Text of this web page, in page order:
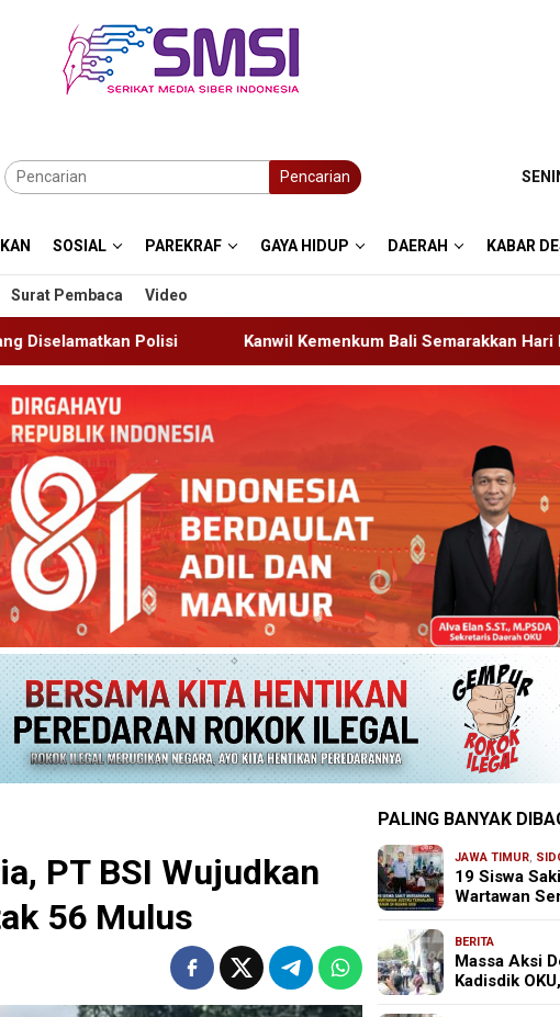
Pencarian
SOSIAL PAREKRAF GAYA HIDUP DAERAH KABAR
Surat Pembaca Video
Kanwil Kemenkum Bali Semarakkan Hari Pengayoman ke-81
PT BSI Wujudkan
56 Mulus
PALING BANYAK
JAWA TIMUR,
19 Siswa
Wartawan
BERITA
Massa Aksi
Kadisdik